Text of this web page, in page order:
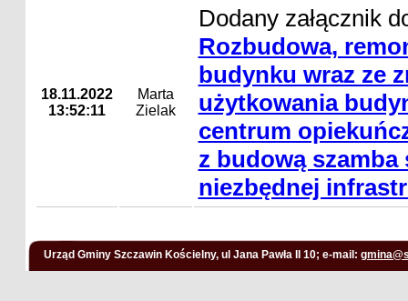
18.11.2022
13:52:11
Marta
Zielak
Dodany załącznik
Rozbudowa,
budynku wraz ze
użytkowania
centrum
z budową szamba
niezbędnej
Urząd Gminy Szczawin Kościelny, ul Jana Pawła II 10; e-mail: